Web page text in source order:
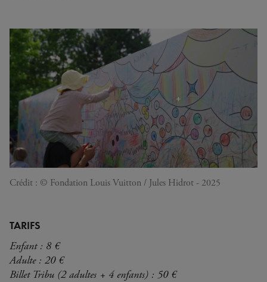
Crédit : © Fondation Louis Vuitton / Jules Hidrot - 2025
TARIFS
Enfant : 8 €
Adulte : 20 €
Billet Tribu (2 adultes + 4 enfants) : 50 €